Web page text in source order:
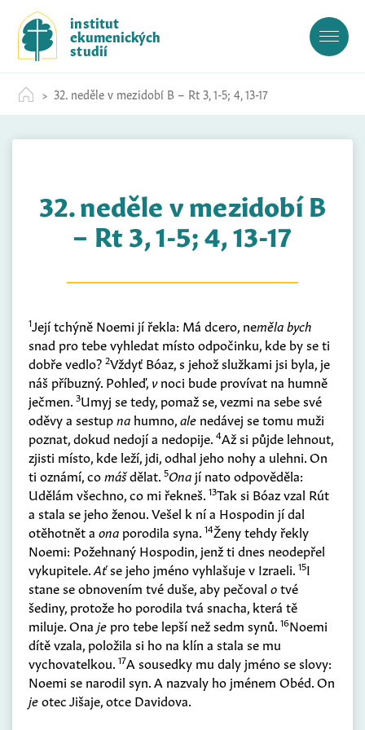
c
institut
ekumenických
studií
32. neděle v mezidobí B – Rt 3, 1-5; 4, 13-17
32. neděle v mezidobí B
– Rt 3, 1-5; 4, 13-17
1Její tchýně Noemi jí řekla: Má dcero, neměla bych
snad pro tebe vyhledat místo odpočinku, kde by se ti
dobře vedlo? 2Vždyť Bóaz, s jehož služkami jsi byla, je
náš příbuzný. Pohleď, vnoci bude provívat na humně
ječmen. 3Umyj se tedy, pomaž se, vezmi na sebe své
oděvy a sestupna humno,ale nedávej se tomu muži
poznat, dokud nedojí a nedopije. 4Až si půjde lehnout,
zjisti místo, kde leží, jdi, odhal jeho nohy a ulehni. On
ti oznámí, comášdělat. 5Ona jí nato odpověděla:
Udělám všechno, co mi řekneš. 13Tak si Bóaz vzal Rút
a stala se jeho ženou. Vešel k ní a Hospodin jí dal
otěhotnět a ona porodila syna. 14Ženy tehdy řekly
Noemi: Požehnaný Hospodin, jenž ti dnes neodepřel
vykupitele.Aťse jeho jméno vyhlašuje v Izraeli. 15I
stane se obnovením tvé duše, aby pečoval otvé
šediny, protože ho porodila tvá snacha, která tě
miluje. Ona je pro tebe lepší než sedm synů. 16Noemi
dítě vzala, položila si ho na klín a stala se mu
vychovatelkou. 17A sousedky mu daly jméno se slovy:
Noemi se narodil syn. A nazvaly ho jménem Obéd. On
jeotec Jišaje, otce Davidova.